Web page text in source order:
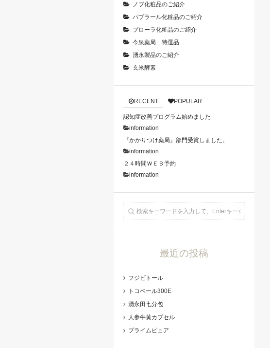
ノブ化粧品のご紹介
パプラール化粧品のご紹介
プローラ化粧品のご紹介
今泉薬局 特選品
湧永製品のご紹介
玄米酵素
RECENT POPULAR
認知症改善プログラム始めました
information
『かかりつけ薬局』部門受賞しました。
information
２４時間ＷＥＢ予約
information
最近の投稿
フジビトール
トコベール300E
湧永田七分包
人参牛黄カプセル
プライムピュア